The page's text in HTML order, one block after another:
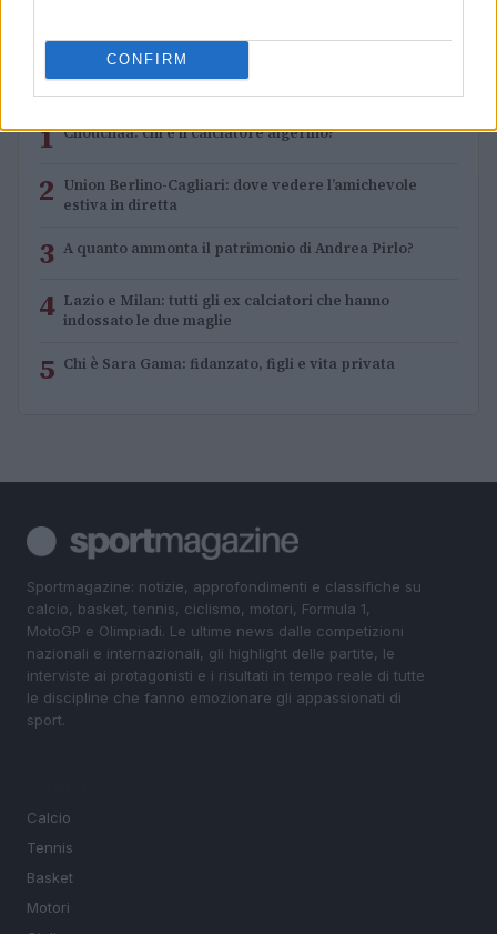
CONFIRM
PIÙ LETTI
1 Chouchaa: chi è il calciatore algerino?
2 Union Berlino-Cagliari: dove vedere l’amichevole
estiva in diretta
3 A quanto ammonta il patrimonio di Andrea Pirlo?
4 Lazio e Milan: tutti gli ex calciatori che hanno
indossato le due maglie
5 Chi è Sara Gama: fidanzato, figli e vita privata
Sportmagazine: notizie, approfondimenti e classifiche su
calcio, basket, tennis, ciclismo, motori, Formula 1,
MotoGP e Olimpiadi. Le ultime news dalle competizioni
nazionali e internazionali, gli highlight delle partite, le
interviste ai protagonisti e i risultati in tempo reale di tutte
le discipline che fanno emozionare gli appassionati di
sport.
Calcio
Tennis
Basket
Motori